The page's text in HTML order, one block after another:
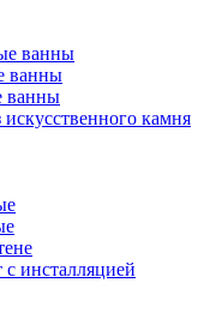
ванны
ванны
ванны
камня
инсталляцией